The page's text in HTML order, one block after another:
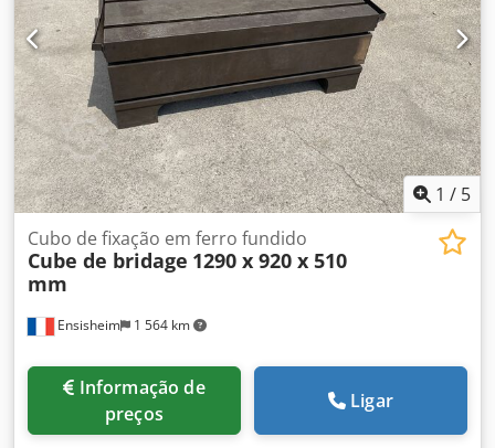
1 / 5
Ensisheim 1 564 km
Cubo de fixação em ferro fundido
Cube de bridage 1290 x 920 x 510
mm
preços
Ligar